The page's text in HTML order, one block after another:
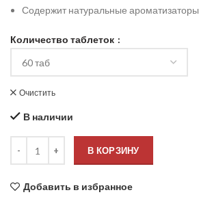
Содержит натуральные ароматизаторы
Количество таблеток
Очистить
В наличии
В КОРЗИНУ
Добавить в избранное